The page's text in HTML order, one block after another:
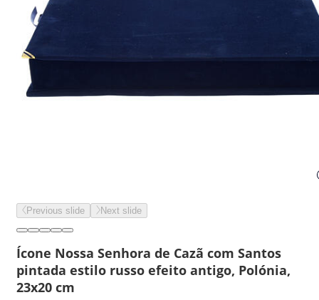
Previous slide Next slide
Ícone Nossa Senhora de Cazã com Santos
pintada estilo russo efeito antigo, Polónia,
23x20 cm